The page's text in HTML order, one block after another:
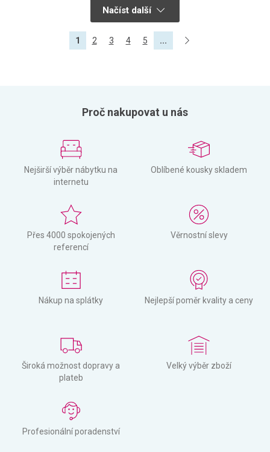
Načíst další
1 2 3 4 5 ...
Proč nakupovat u nás
Nejširší výběr nábytku na
internetu
Oblíbené kousky skladem
Přes 4000 spokojených
referencí
Věrnostní slevy
Nákup na splátky Nejlepší poměr kvality a ceny
Široká možnost dopravy a
plateb
Velký výběr zboží
Profesionální poradenství